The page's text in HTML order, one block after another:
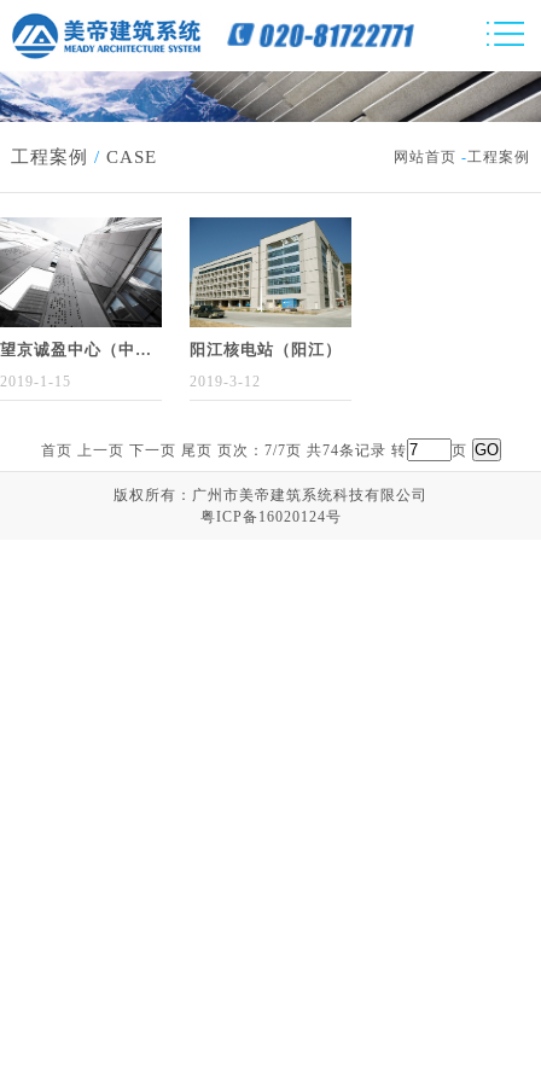
工程案例 / CASE 网站首页 -工程案例
望京诚盈中心（中国·北京）
2019-1-15
阳江核电站（阳江）
2019-3-12
首页 上一页 下一页 尾页 页次：7/7页 共74条记录 转 页
版权所有：广州市美帝建筑系统科技有限公司
粤ICP备16020124号